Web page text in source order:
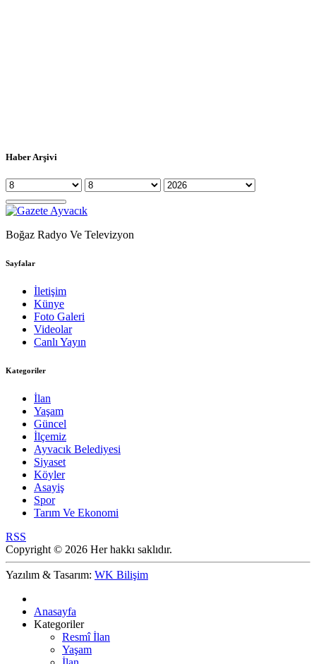
Haber Arşivi
Boğaz Radyo Ve Televizyon
Sayfalar
İletişim
Künye
Foto Galeri
Videolar
Canlı Yayın
Kategoriler
İlan
Yaşam
Güncel
İlçemiz
Ayvacık Belediyesi
Siyaset
Köyler
Asayiş
Spor
Tarım Ve Ekonomi
RSS
Copyright © 2026 Her hakkı saklıdır.
Yazılım & Tasarım: WK Bilişim
Anasayfa
Kategoriler
Resmî İlan
Yaşam